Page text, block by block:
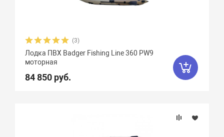
Длина кокпита, см
(3)
Лодка ПВХ Badger Fishing Line 360 PW9
моторная
84 850 руб.